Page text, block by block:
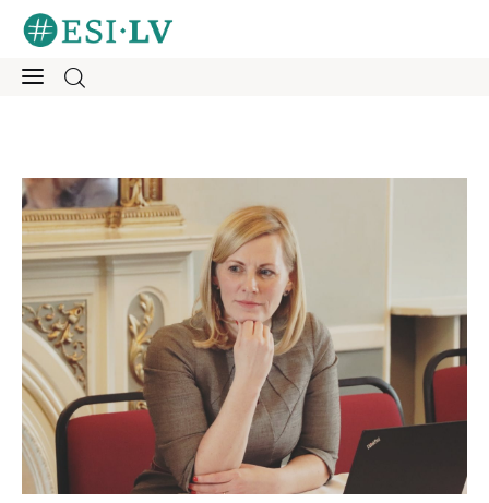
Iesaisties
Ziņas
Mentorings
Aktivitātes
Par mums
Kontakti